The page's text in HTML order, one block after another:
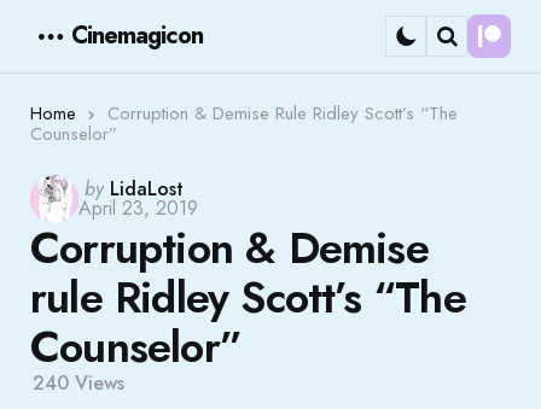
Cinemagicon
Search
Home Corruption & Demise Rule Ridley Scott’s “The
Counselor”
Posted
by
by LidaLost
April 23, 2019
Corruption & Demise
rule Ridley Scott’s “The
Counselor”
240 Views